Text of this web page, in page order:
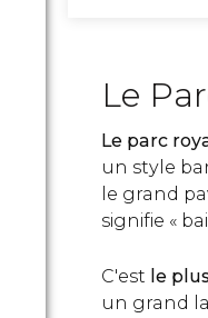
Le
Le parc
un style
le grand
signifie «
C'est le
un grand